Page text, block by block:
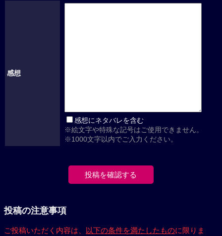
感想
感想にネタバレを含む
※絵文字や特殊な記号はご使用できません。
※1000文字以内でご入力ください。
投稿の注意事項
ご投稿いただく内容は、 以下の条件を満たしたものに限りま